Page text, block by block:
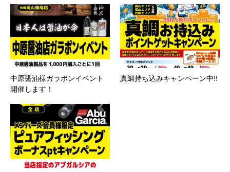
中原醤油様ガラポンイベント
開催します！
真鯛持ち込みキャンペーン中!!